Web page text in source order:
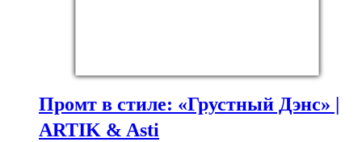
Промт в стиле: «Грустный Дэнс» |
ARTIK & Asti